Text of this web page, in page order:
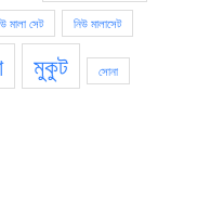
মালা সেট নিউ মালাসেট
মুকুট সোনা